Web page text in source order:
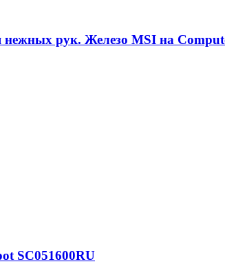
рук. Железо MSI на
SC051600RU